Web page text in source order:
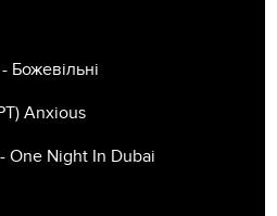
Anxious
One Night In Dubai